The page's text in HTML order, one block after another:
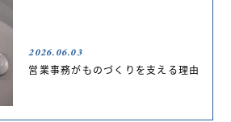
2026.06.03
営業事務がものづくりを支える理由